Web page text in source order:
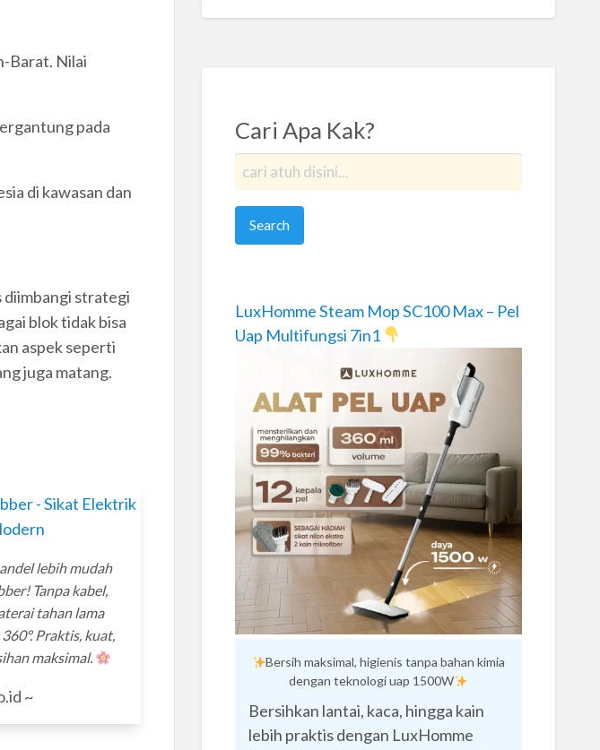
Barat. Nilai
pada
di kawasan dan
diimbangi strategi
blok tidak bisa
aspek seperti
juga matang.
- Sikat Elektrik
lebih mudah
Tanpa kabel,
tahan lama
Praktis, kuat,
maksimal.
~
Cari Apa Kak?
LuxHomme Steam Mop SC100 Max – Pel
Uap Multifungsi 7in1
Bersih maksimal, higienis tanpa bahan kimia
dengan teknologi uap 1500W
Bersihkan lantai, kaca, hingga kain
lebih praktis dengan LuxHomme